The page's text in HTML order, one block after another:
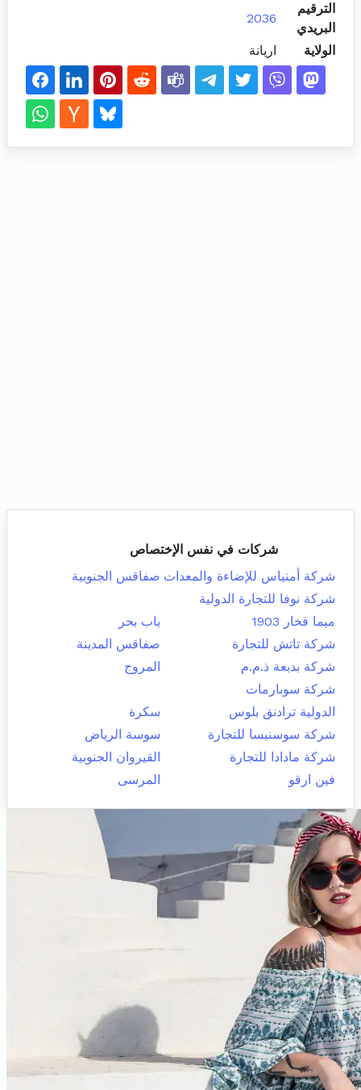
الترقيم
البريدي
2036
الولاية اريانة
شركات في نفس الإختصاص
شركة أمنياس للإضاءة والمعدات صفاقس الجنوبية
شركة نوفا للتجارة الدولية
ميما فخار 1903
باب بحر
شركة تاتش للتجارة
صفاقس المدينة
شركة بدبعة ذ.م.م
المروج
شركة سوبارمات
الدولية ترادنق بلوس
سكرة
شركة سوسنيسا للتجارة
سوسة الرياض
شركة مادادا للتجارة
القيروان الجنوبية
فين ارقو
المرسى